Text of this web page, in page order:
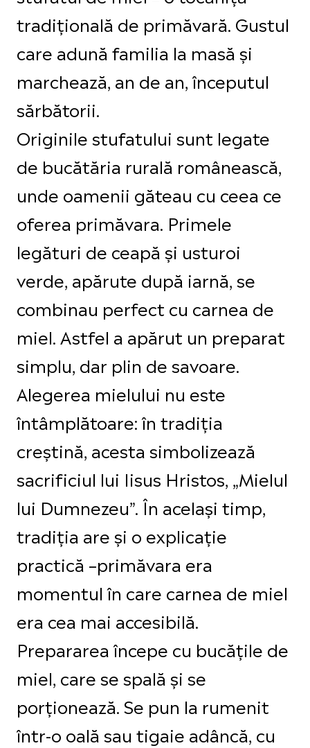
tradițională de primăvară. Gustul
care adună familia la masă și
marchează, an de an, începutul
sărbătorii.
Originile stufatului sunt legate
de bucătăria rurală românească,
unde oamenii găteau cu ceea ce
oferea primăvara. Primele
legături de ceapă și usturoi
verde, apărute după iarnă, se
combinau perfect cu carnea de
miel. Astfel a apărut un preparat
simplu, dar plin de savoare.
Alegerea mielului nu este
întâmplătoare: în tradiția
creștină, acesta simbolizează
sacrificiul lui Iisus Hristos, „Mielul
lui Dumnezeu”. În același timp,
tradiția are și o explicație
practică –primăvara era
momentul în care carnea de miel
era cea mai accesibilă.
Prepararea începe cu bucățile de
miel, care se spală și se
porționează. Se pun la rumenit
într-o oală sau tigaie adâncă, cu